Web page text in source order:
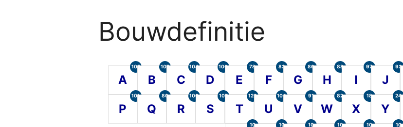
Bouwdefinitie
A
105
B
107
C
104
D
100
E
78
F
83
G
86
H
88
I
97
J
93
P
101
Q
80
R
100
S
107
T
120
U
104
V
91
W
82
X
18
Y
24
10 10 10 10 10 10